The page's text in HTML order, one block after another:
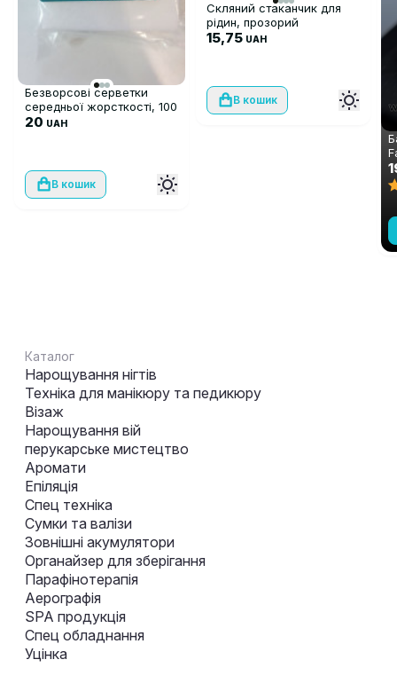
Безворсові серветки
середньої жорсткості, 100
шт
20 UAH
В кошик
Скляний стаканчик для
рідин, прозорий
15,75 UAH
В кошик
Каталог
Нарощування нігтів
Техніка для манікюру та педикюру
Візаж
Нарощування вій
перукарське мистецтво
Аромати
Епіляція
Спец техніка
Сумки та валізи
Зовнішні акумулятори
Органайзер для зберігання
Парафінотерапія
Аерографія
SPA продукція
Спец обладнання
Уцінка